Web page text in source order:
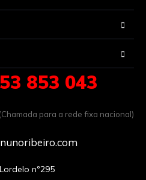
853 043
(Chamada para a rede fixa nacional)
nº295